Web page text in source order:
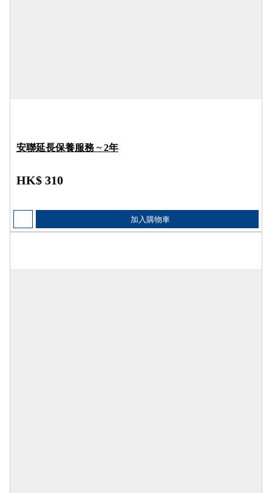
安聯延長保養服務 ~ 2年
HK$ 310
加入購物車